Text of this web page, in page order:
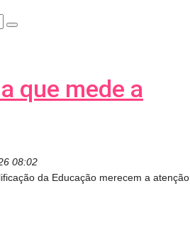
que mede a
08:02
da Educação merecem a atenção